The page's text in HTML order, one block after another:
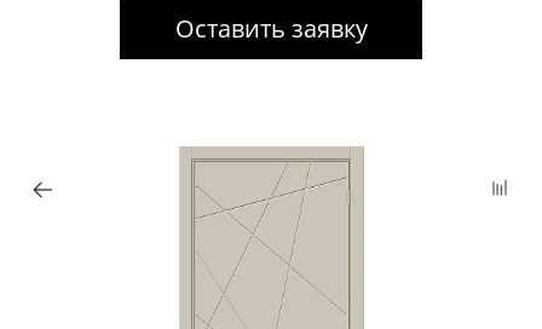
Оставить заявку